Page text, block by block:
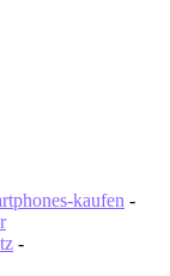
kaufen -
-